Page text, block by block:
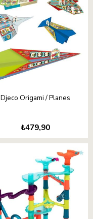
Djeco Origami / Planes
₺479,90